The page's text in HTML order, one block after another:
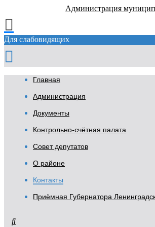
Администрация
Для слабовидящих
Главная
Администрация
Документы
Контрольно-счётная палата
Совет депутатов
О районе
Контакты
Приёмная Губернатора